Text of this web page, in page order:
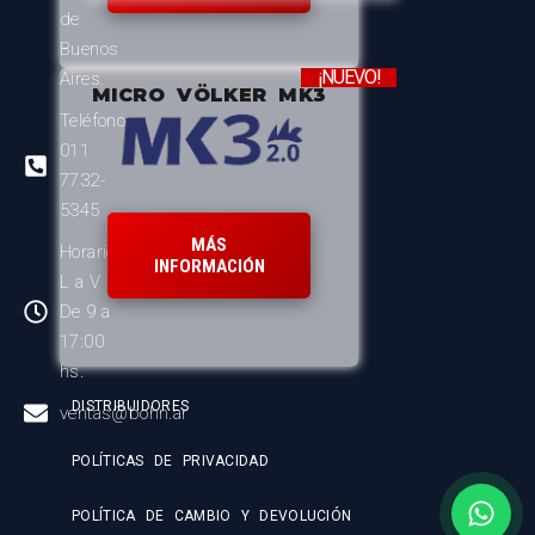
de
Buenos
Aires.
Teléfono:
011
7732-
5345
Horario:
L a V
De 9 a
17:00
hs.
ventas@bohn.ar
MICRO VÖLKER MK3
¡NUEVO!
MÁS
INFORMACIÓN
DISTRIBUIDORES
POLÍTICAS DE PRIVACIDAD
POLÍTICA DE CAMBIO Y DEVOLUCIÓN